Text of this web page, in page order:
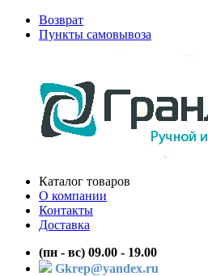
Возврат
Пункты самовывоза
Каталог товаров
О компании
Контакты
Доставка
(пн - вс) 09.00 - 19.00
Gkrep@yandex.ru